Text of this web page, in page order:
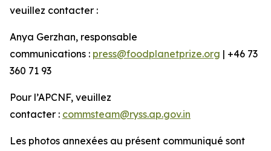
veuillez contacter :
Anya Gerzhan, responsable
communications : press@foodplanetprize.org | +46 73
360 71 93
Pour l’APCNF, veuillez
contacter : commsteam@ryss.ap.gov.in
Les photos annexées au présent communiqué sont